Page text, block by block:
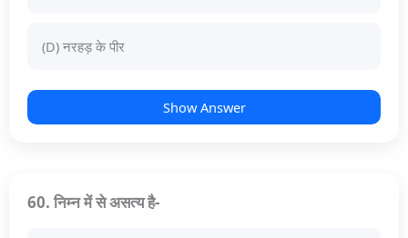
(D) नरहड़ के पीर
Show Answer
60. निम्न में से असत्य है-